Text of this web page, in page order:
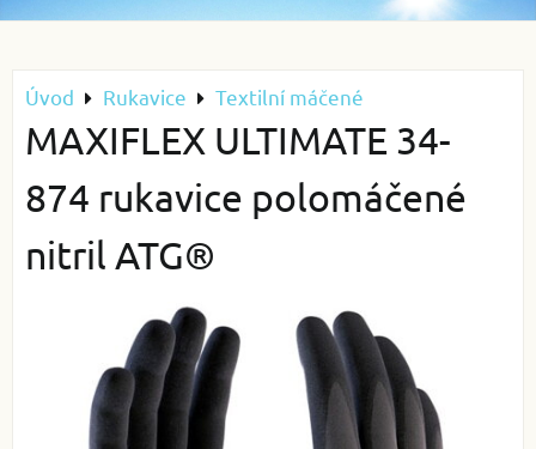
Úvod Rukavice Textilní máčené
MAXIFLEX ULTIMATE 34-
874 rukavice polomáčené
nitril ATG®